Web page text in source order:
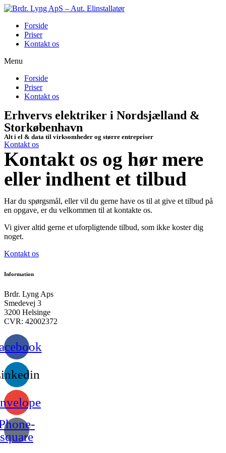
Forside
Priser
Kontakt os
Menu
Forside
Priser
Kontakt os
Erhvervs elektriker i Nordsjælland &
Storkøbenhavn
Alt i el & data til virksomheder og større entrepriser
Kontakt os
Kontakt os og hør mere
eller indhent et tilbud
Har du spørgsmål, eller vil du gerne have os til at give et tilbud på
en opgave, er du velkommen til at kontakte os.
Vi giver altid gerne et uforpligtende tilbud, som ikke koster dig
noget.
Kontakt os
Information
Brdr. Lyng Aps
Smedevej 3
3200 Helsinge
CVR: 42002372
square